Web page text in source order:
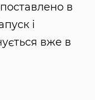
в
і
вже в